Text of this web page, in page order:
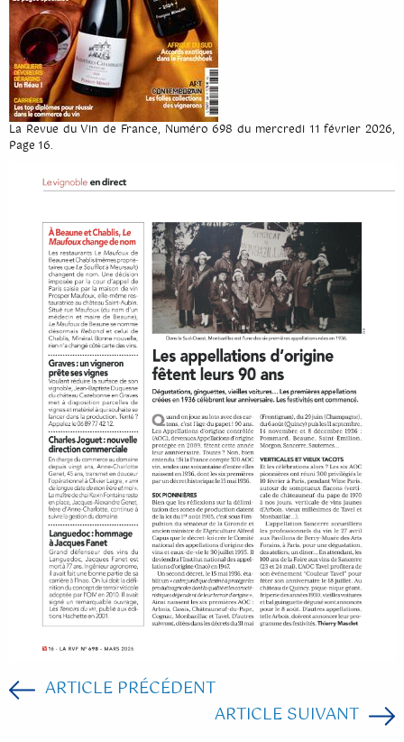
Cinquième édition
Quatrième édition
Troisième édition
Seconde édition
La Revue du Vin de France, Numéro 698 du mercredi 11 février 2026,
Page 16.
ARTICLE PRÉCÉDENT
ARTICLE SUIVANT